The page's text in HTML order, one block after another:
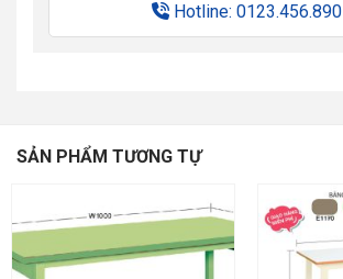
Hotline: 0123.456.890
SẢN PHẨM TƯƠNG TỰ